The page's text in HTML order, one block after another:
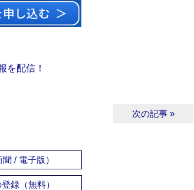
配信！
次の記事 »
/ 電子版）
録（無料）